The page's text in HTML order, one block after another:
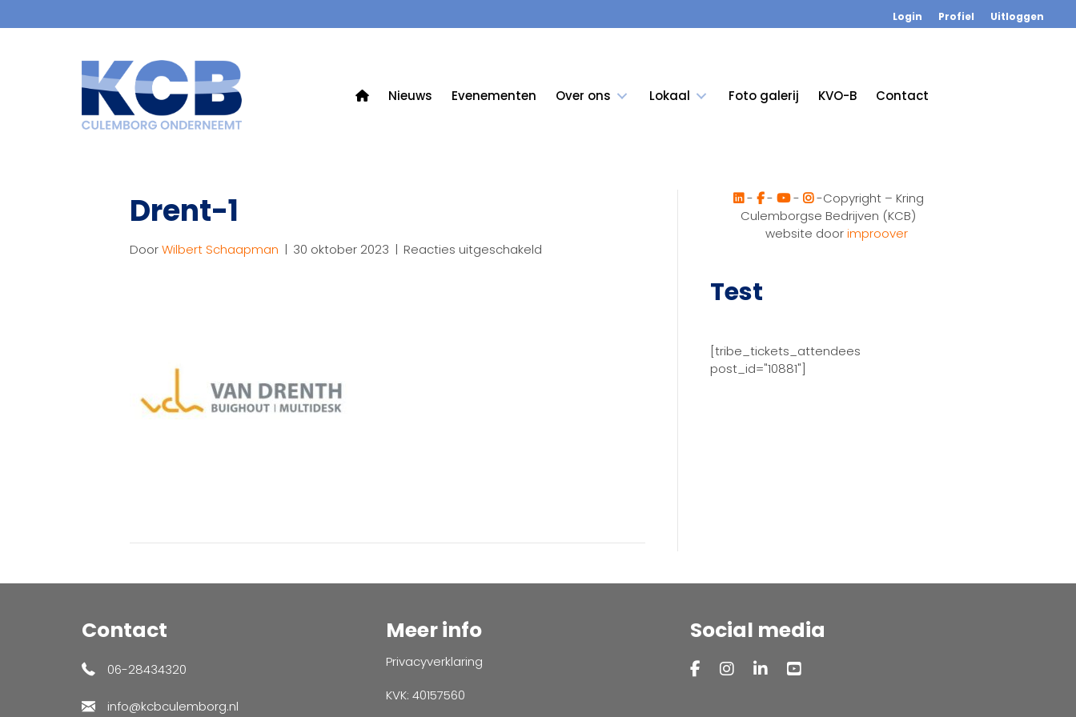
Login Profiel Uitloggen
Nieuws Evenementen Over ons Lokaal Foto galerij KVO-B Contact
Drent-1
DoorWilbert Schaapman | 30 oktober 2023 | Reacties uitgeschakeld
- - -
-Copyright – Kring
Culemborgse Bedrijven (KCB)
website doorimproover
Test
[tribe_tickets_attendees
post_id="10881"]
Contact
06-28434320
info@kcbculemborg.nl
Meer info
Privacyverklaring
KVK: 40157560
Social media